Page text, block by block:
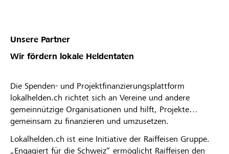
Unsere Partner
Wir fördern lokale Heldentaten
Die Spenden- und Projektfinanzierungsplattform
lokalhelden.ch richtet sich an Vereine und andere
gemeinnützige Organisationen und hilft, Projekte
gemeinsam zu finanzieren und umzusetzen.
Lokalhelden.ch ist eine Initiative der Raiffeisen Gruppe.
„Engagiert für die Schweiz“ ermöglicht Raiffeisen den